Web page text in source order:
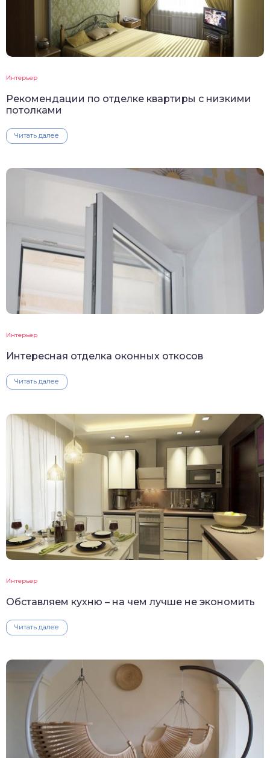
Интерьер
Рекомендации по отделке квартиры с низкими
потолками
Читать далее
Интерьер
Интересная отделка оконных откосов
Читать далее
Интерьер
Обставляем кухню – на чем лучше не экономить
Читать далее